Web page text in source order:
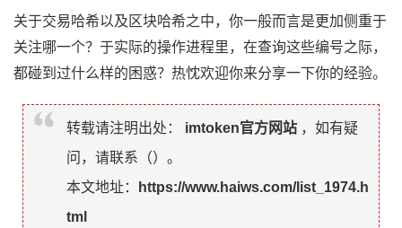
关于交易哈希以及区块哈希之中，你一般而言是更加侧重于
关注哪一个？于实际的操作进程里，在查询这些编号之际，
都碰到过什么样的困惑？热忱欢迎你来分享一下你的经验。
转载请注明出处： imtoken官方网站 ，如有疑
问，请联系（）。
本文地址：
https://www.haiws.com/list_1974.h
tml